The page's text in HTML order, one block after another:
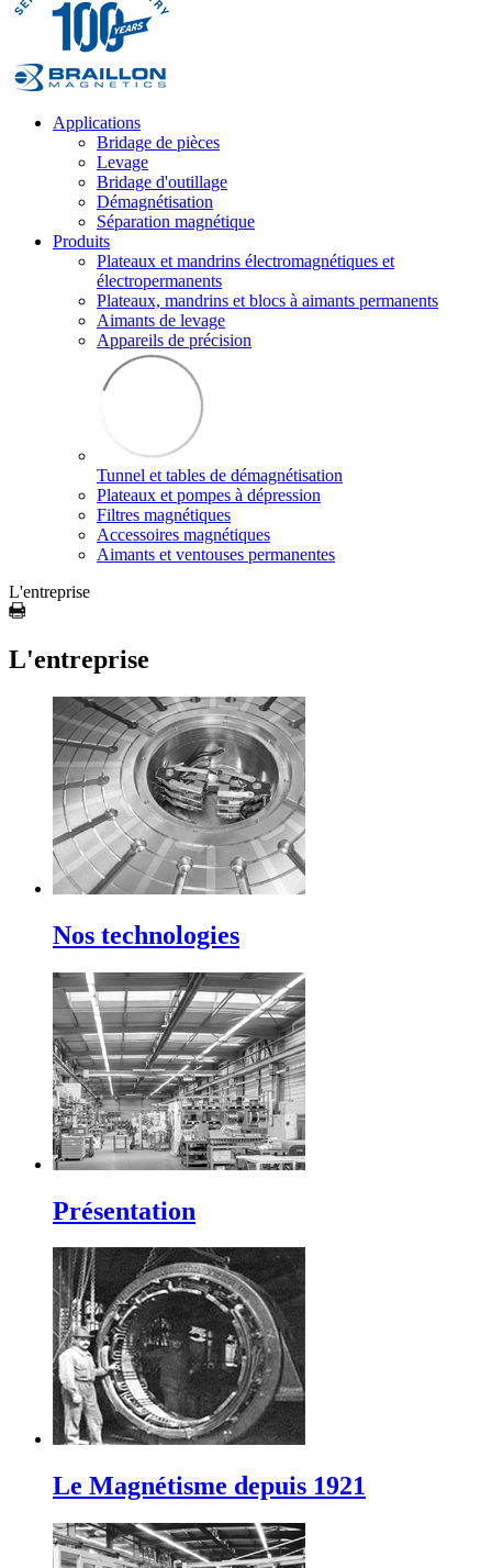
Applications
Bridage de pièces
Levage
Bridage d'outillage
Démagnétisation
Séparation magnétique
Produits
Plateaux et mandrins électromagnétiques et
électropermanents
Plateaux, mandrins et blocs à aimants permanents
Aimants de levage
Appareils de précision
Tunnel et tables de démagnétisation
Plateaux et pompes à dépression
Filtres magnétiques
Accessoires magnétiques
Aimants et ventouses permanentes
L'entreprise
L'entreprise
Nos technologies
Présentation
Le Magnétisme depuis 1921